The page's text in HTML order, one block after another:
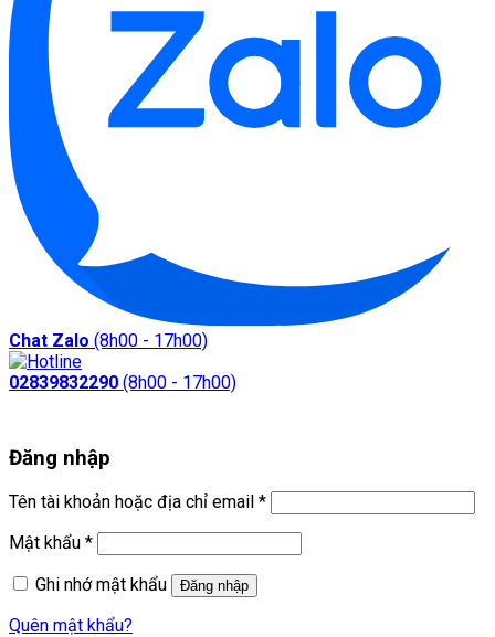
Chat Zalo (8h00 - 17h00)
02839832290 (8h00 - 17h00)
Đăng nhập
Tên tài khoản hoặc địa chỉ email *Bắt
buộc
Mật khẩu *Bắt
buộc
Ghi nhớ mật khẩu
Đăng nhập
Quên mật khẩu?